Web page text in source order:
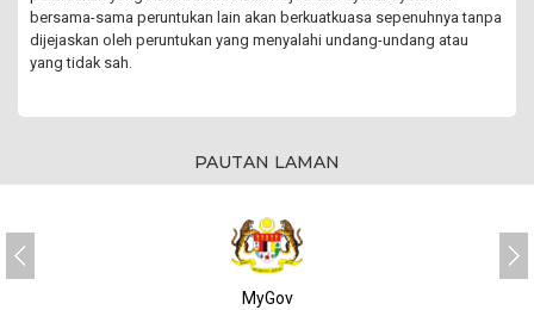
bersama-sama peruntukan lain akan berkuatkuasa sepenuhnya tanpa
dijejaskan oleh peruntukan yang menyalahi undang-undang atau
yang tidak sah.
PAUTAN LAMAN